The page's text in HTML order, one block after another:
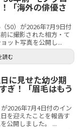
「海外の俳優さ
50）が2026年7月9日付
に撮影された相方・て
ット写真を公開し...
読む
に見せた幼少期
ぎ！「眉毛はもう
2026年7月4日付のイン
を迎えたことを報告す
公開しました。 ...